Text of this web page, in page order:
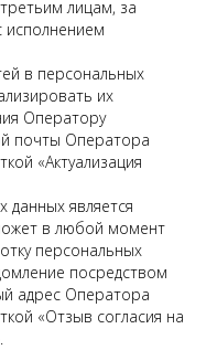
лицам, за
исполнением
в персональных
их
Оператору
почты Оператора
«Актуализация
данных является
в любой момент
персональных
посредством
адрес Оператора
«Отзыв согласия на